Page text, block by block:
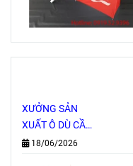
XƯỞNG SẢN
XUẤT Ô DÙ CẦM
TAY TRỰC TIẾP
18/06/2026